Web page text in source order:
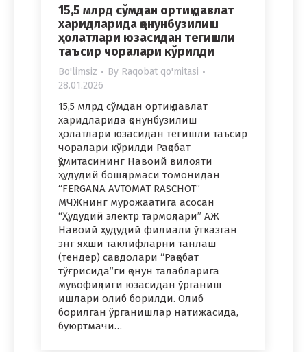
15,5 млрд сўмдан ортиқ давлат
харидларида қонунбузилиш
ҳолатлари юзасидан тегишли
таъсир чоралари кўрилди
Bo'limsiz By Raqobat qo'mitasi
28.01.2026
15,5 млрд сўмдан ортиқ давлат
харидларида қонунбузилиш
ҳолатлари юзасидан тегишли таъсир
чоралари кўрилди Рақобат
қўмитасининг Навоий вилояти
ҳудудий бошқармаси томонидан
“FERGANA AVTOMAT RASCHOT”
МЧЖнинг мурожаатига асосан
“Ҳудудий электр тармоқлари” АЖ
Навоий ҳудудий филиали ўтказган
энг яхши таклифларни танлаш
(тендер) савдолари “Рақобат
тўғрисида”ги қонун талабларига
мувофиқлиги юзасидан ўрганиш
ишлари олиб борилди. Олиб
борилган ўрганишлар натижасида,
буюртмачи…